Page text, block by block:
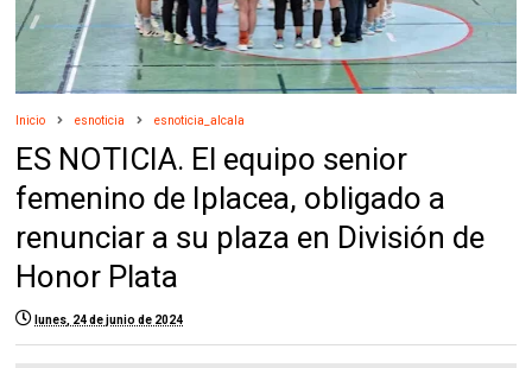
Inicio esnoticia esnoticia_alcala
ES NOTICIA. El equipo senior
femenino de Iplacea, obligado a
renunciar a su plaza en División de
Honor Plata
lunes, 24 de junio de 2024